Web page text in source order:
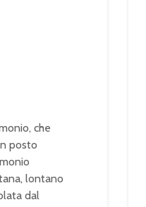
che
posto
lontano
dal